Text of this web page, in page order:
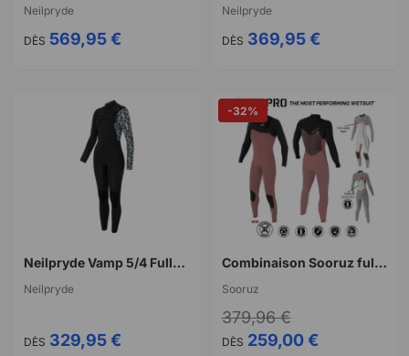
Neilpryde
DÈS 569,95 €
Neilpryde
DÈS 369,95 €
Neilpryde Vamp 5/4 Fullsuit GBS FZ 2026
Neilpryde
DÈS 329,95 €
Combinaison Sooruz fullsuit women 4/3 cz guru pro oysterprene old rose
Sooruz
DÈS 259,00 €
379,96 €
-32%